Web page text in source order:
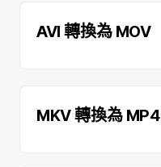
AVI 轉換為 MOV
MKV 轉換為 MP4